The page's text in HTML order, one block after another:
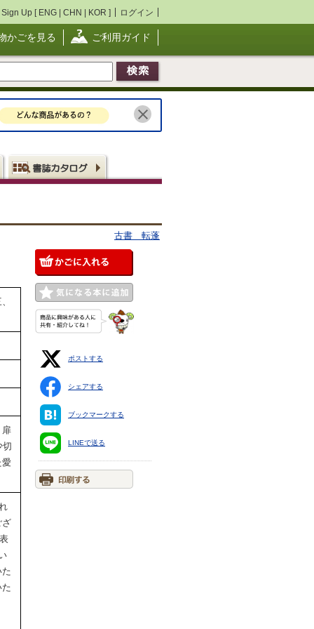
Sign Up [ ENG | CHN | KOR ] ログイン
かごを見る ご利用ガイド
古書 転蓬
扉
切
愛
ざ
ポストする
シェアする
ブックマークする
LINEで送る